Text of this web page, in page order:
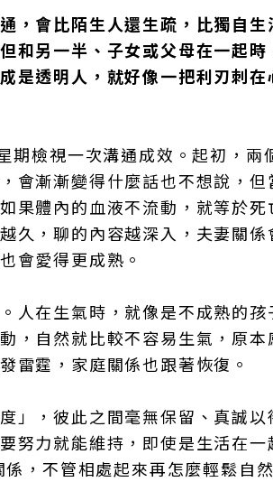
，會比陌生人還生疏，比獨自生
和另一半、子女或父母在一起時
是透明人，就好像一把利刃刺在
檢視一次溝通成效。起初，兩
會漸漸變得什麼話也不想說，但
果體內的血液不流動，就等於死
久，聊的內容越深入，夫妻關係
會愛得更成熟。
人在生氣時，就像是不成熟的孩
，自然就比較不容易生氣，原本
雷霆，家庭關係也跟著恢復。
」，彼此之間毫無保留、真誠以
努力就能維持，即使是生活在一
，不管相處起來再怎麼輕鬆自